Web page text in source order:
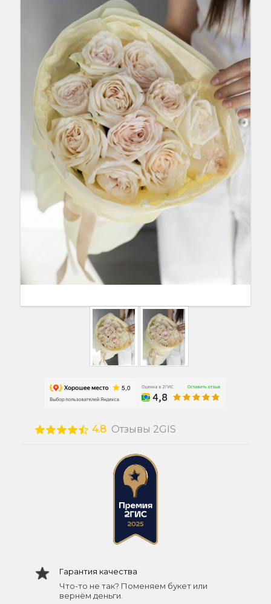
4.8 Отзывы 2GIS
Гарантия качества
Что-то не так? Поменяем букет или
вернём деньги.